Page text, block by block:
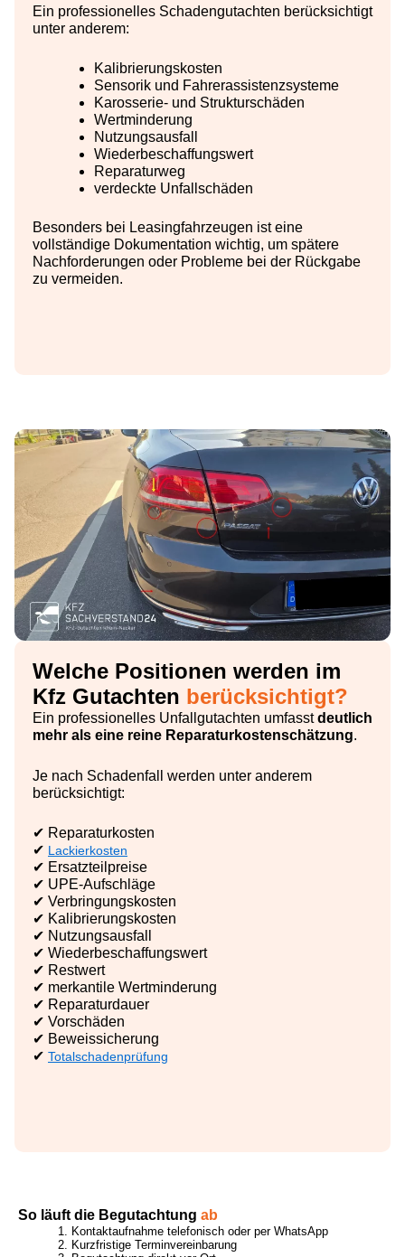
Ein professionelles Schadengutachten berücksichtigt
unter anderem:
Kalibrierungskosten
Sensorik und Fahrerassistenzsysteme
Karosserie- und Strukturschäden
Wertminderung
Nutzungsausfall
Wiederbeschaffungswert
Reparaturweg
verdeckte Unfallschäden
Besonders bei Leasingfahrzeugen ist eine
vollständige Dokumentation wichtig, um spätere
Nachforderungen oder Probleme bei der Rückgabe
zu vermeiden.
Welche Positionen werden im
Kfz Gutachten berücksichtigt?
Ein professionelles Unfallgutachten umfasstdeutlich
mehr als eine reine Reparaturkostenschätzung.
Je nach Schadenfall werden unter anderem
berücksichtigt:
✔ Reparaturkosten
✔ Lackierkosten
✔ Ersatzteilpreise
✔ UPE-Aufschläge
✔ Verbringungskosten
✔ Kalibrierungskosten
✔ Nutzungsausfall
✔ Wiederbeschaffungswert
✔ Restwert
✔ merkantile Wertminderung
✔ Reparaturdauer
✔ Vorschäden
✔ Beweissicherung
✔ Totalschadenprüfung
So läuft die Begutachtung ab
Kontaktaufnahme telefonisch oder per WhatsApp
Kurzfristige Terminvereinbarung